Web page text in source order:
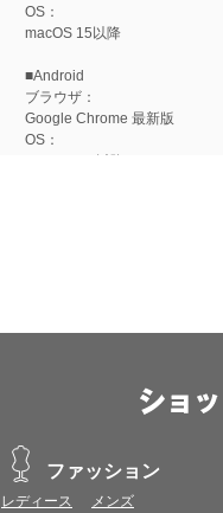
OS：
macOS 15以降
■Android
ブラウザ：
Google Chrome 最新版
OS：
Android 15以降
※各ブラウザの最新版はリリ
※推奨以外のブラウザや、推
すので、推奨ブラウザでのご
＜CookieやJavaScriptについて
本サービスではCookieと
ファッション
レディース
メンズ